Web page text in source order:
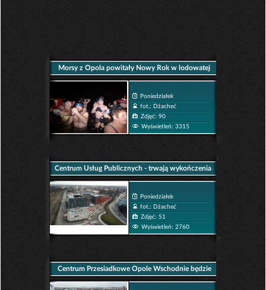
Morsy z Opola powitały Nowy Rok w lodowatej
Poniedziałek
fot.: Dżacheć
Zdjęć: 90
Wyświetleń: 3315
Centrum Usług Publicznych - trwają wykończenia
Poniedziałek
fot.: Dżacheć
Zdjęć: 51
Wyświetleń: 2760
Centrum Przesiadkowe Opole Wschodnie będzie
gotowe do końca roku